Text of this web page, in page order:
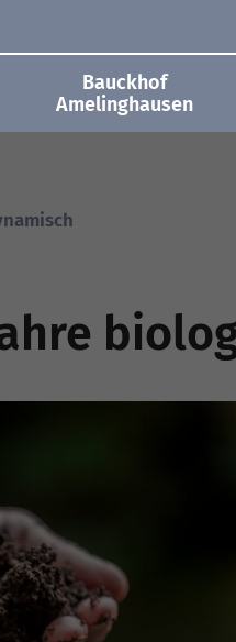
Bauckhof
Amelinghausen